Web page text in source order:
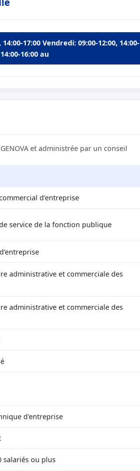
17:00 Vendredi: 09:00-12:00, 14:00-
16:00 au
et administrée par un conseil
d'entreprise
service de la fonction publique
administrative et commerciale des
administrative et commerciale des
d'entreprise
salariés ou plus